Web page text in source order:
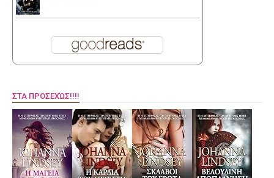
ΣΤΑ ΠΡΟΣΕΧΏΣ!!!!